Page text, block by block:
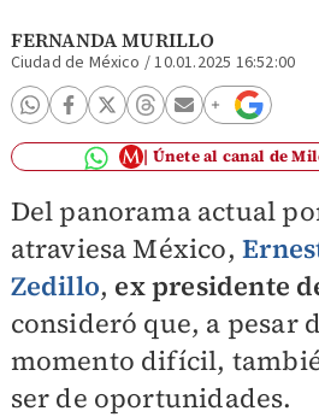
FERNANDA MURILLO
Ciudad de México /10.01.2025 16:52:00
Únete al canal de
Del panorama actual
atraviesa México,
Zedillo, ex presidente
consideró que, a pesar
momento difícil,
ser de oportunidades.